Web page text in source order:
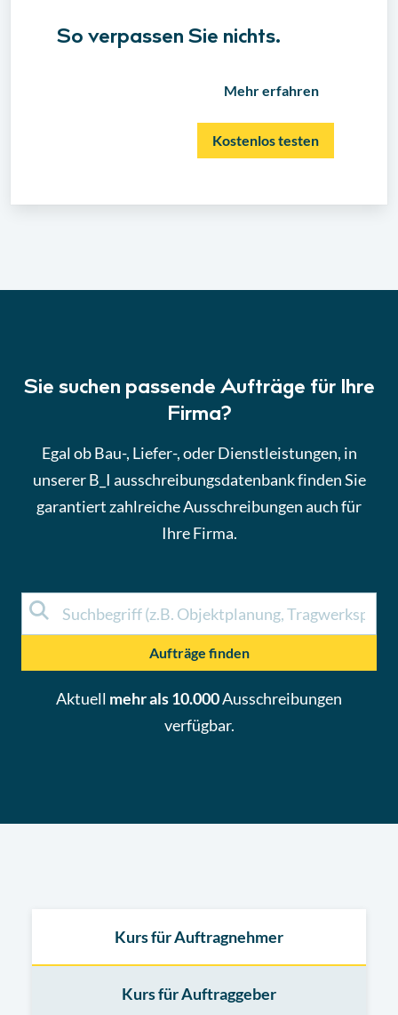
So verpassen Sie nichts.
Mehr erfahren
Kostenlos testen
Sie suchen passende Aufträge für Ihre
Firma?
Egal ob Bau-, Liefer-, oder Dienstleistungen, in
unserer B_I ausschreibungsdatenbank finden Sie
garantiert zahlreiche Ausschreibungen auch für
Ihre Firma.
Aufträge finden
Aktuell mehr als 10.000Ausschreibungen
verfügbar.
Kurs für Auftragnehmer
Kurs für Auftraggeber